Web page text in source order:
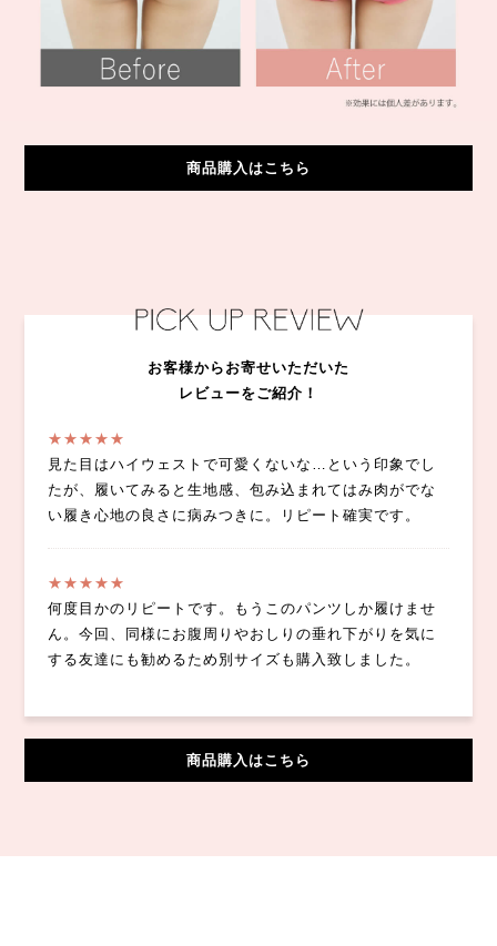
商品購入はこちら
お客様からお寄せいただいた
レビューをご紹介！
★★★★★
見た目はハイウェストで可愛くないな…という印象でし
たが、履いてみると生地感、包み込まれてはみ肉がでな
い履き心地の良さに病みつきに。リピート確実です。
★★★★★
何度目かのリピートです。もうこのパンツしか履けませ
ん。今回、同様にお腹周りやおしりの垂れ下がりを気に
する友達にも勧めるため別サイズも購入致しました。
商品購入はこちら